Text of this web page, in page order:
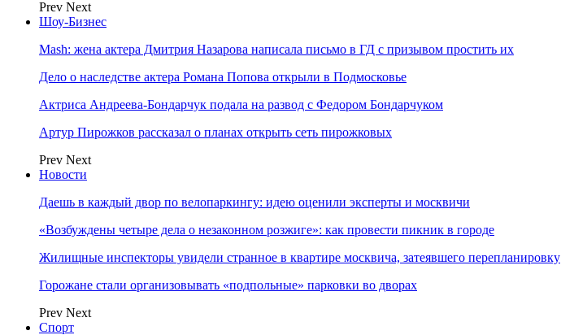
Prev Next
Шоу-Бизнес
Mash: жена актера Дмитрия Назарова написала письмо в ГД с призывом простить их
Дело о наследстве актера Романа Попова открыли в Подмосковье
Актриса Андреева-Бондарчук подала на развод с Федором Бондарчуком
Артур Пирожков рассказал о планах открыть сеть пирожковых
Prev Next
Новости
Даешь в каждый двор по велопаркингу: идею оценили эксперты и москвичи
«Возбуждены четыре дела о незаконном розжиге»: как провести пикник в городе
Жилищные инспекторы увидели странное в квартире москвича, затеявшего перепланировку
Горожане стали организовывать «подпольные» парковки во дворах
Prev Next
Спорт